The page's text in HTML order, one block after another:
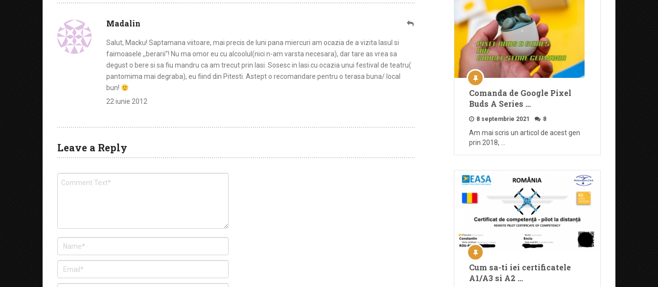
Madalin
Salut, Macku! Saptamana viitoare, mai precis de luni pana miercuri am ocazia de a vizita Iasul si
faimoasele ,,berarii”! Nu ma omor eu cu alcoolul(nici n-am varsta necesara), dar tare as vrea sa
degust o bere si sa fiu mandru ca am trecut prin Iasi. Sosesc in Iasi cu ocazia unui festival de teatru(
pantomima mai degraba), eu fiind din Pitesti. Astept o recomandare pentru o terasa buna/ local
bun!
22 iunie 2012
Leave a Reply
Comanda de Google Pixel
Buds A Series …
8 septembrie 2021 8
Am mai scris un articol de acest gen
prin 2018, …
Cum sa-ti iei certificatele
A1/A3 si A2 …